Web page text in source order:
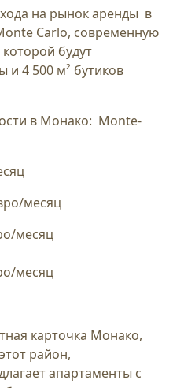
на рынок аренды в
Carlo, современную
будут
и 4 500 м² бутиков
в Монако: Monte-
месяц
месяц
месяц
карточка Монако,
район,
апартаменты с